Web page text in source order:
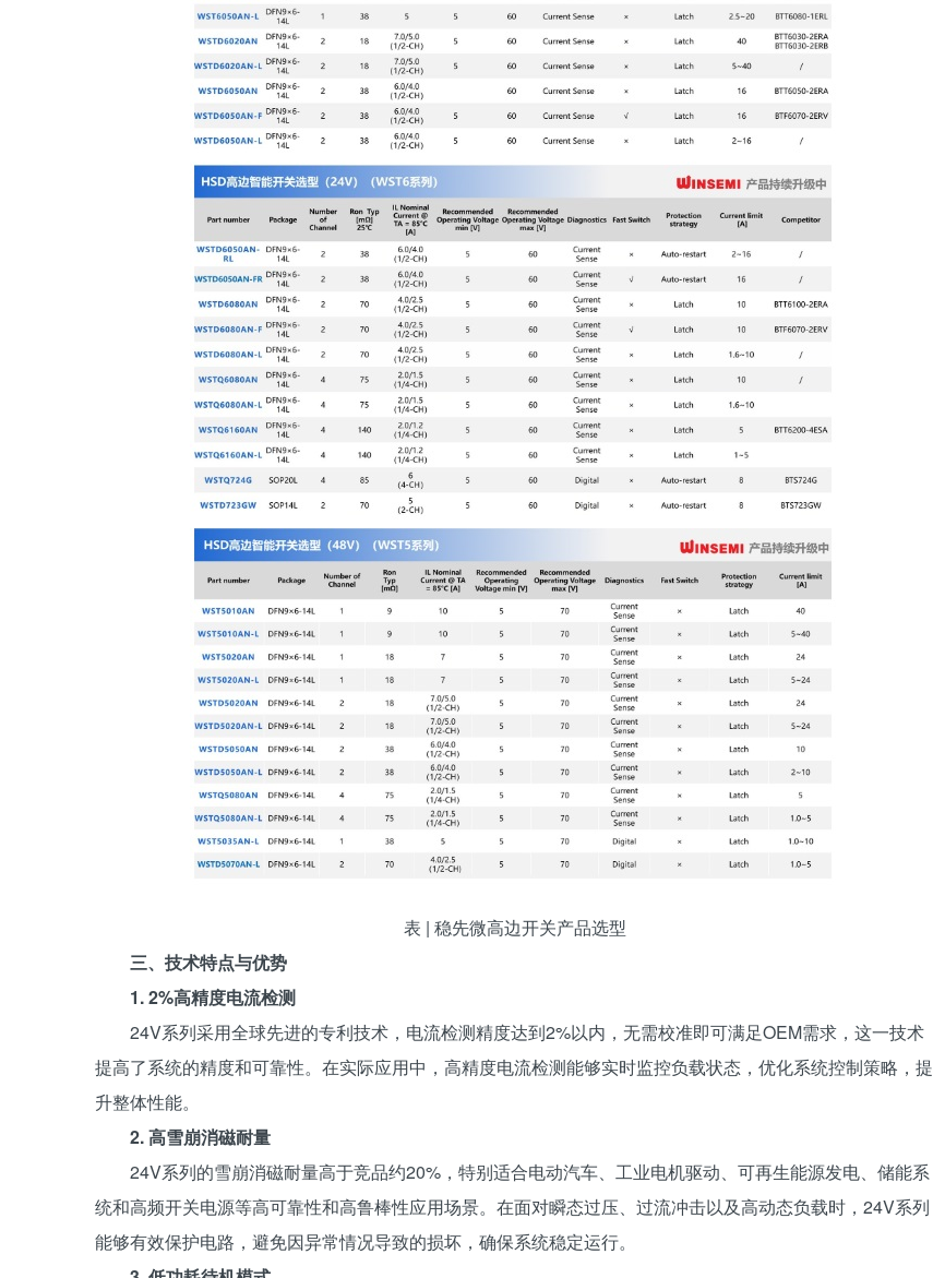
表 | 稳先微高边开关产品选型
三、技术特点与优势
1. 2%高精度电流检测
24V系列采用全球先进的专利技术，电流检测精度达到2%以内，无需校准即可满足OEM需求，这一技术
提高了系统的精度和可靠性。在实际应用中，高精度电流检测能够实时监控负载状态，优化系统控制策略，提
升整体性能。
2. 高雪崩消磁耐量
24V系列的雪崩消磁耐量高于竞品约20%，特别适合电动汽车、工业电机驱动、可再生能源发电、储能系
统和高频开关电源等高可靠性和高鲁棒性应用场景。在面对瞬态过压、过流冲击以及高动态负载时，24V系列
能够有效保护电路，避免因异常情况导致的损坏，确保系统稳定运行。